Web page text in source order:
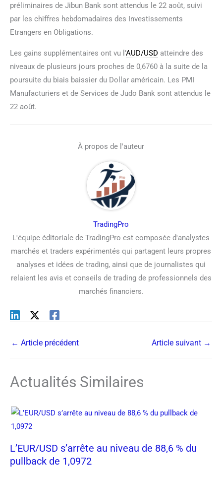
préliminaires de Jibun Bank sont attendus le 22 août, suivi
par les chiffres hebdomadaires des Investissements
Etrangers en Obligations.
Les gains supplémentaires ont vu l’AUD/USD atteindre des
niveaux de plusieurs jours proches de 0,6760 à la suite de la
poursuite du biais baissier du Dollar américain. Les PMI
Manufacturiers et de Services de Judo Bank sont attendus le
22 août.
À propos de l'auteur
TradingPro
L'équipe éditoriale de TradingPro est composée d'analystes
marchés et traders expérimentés qui partagent leurs propres
analyses et idées de trading, ainsi que de journalistes qui
relaient les avis et conseils de trading de professionnels des
marchés financiers.
← Article précédent Article suivant →
Actualités Similaires
L’EUR/USD s’arrête au niveau de 88,6 % du
pullback de 1,0972